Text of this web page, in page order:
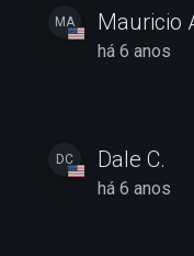
MA Mauricio
há 6 anos
DC Dale C.
há 6 anos